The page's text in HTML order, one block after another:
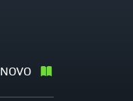
NOVO